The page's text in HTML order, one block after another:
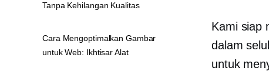
Kami siap
dalam
untuk
Tanpa Kehilangan Kualitas
Cara Mengoptimalkan Gambar
untuk Web: Ikhtisar Alat